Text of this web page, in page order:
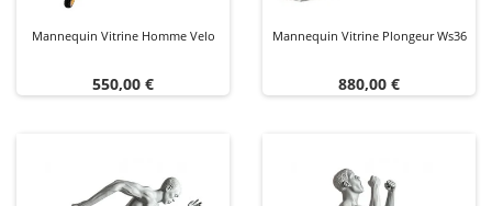
Mannequin Vitrine Homme Velo
Prix
550,00 €
Mannequin Vitrine Plongeur Ws36
Prix
880,00 €